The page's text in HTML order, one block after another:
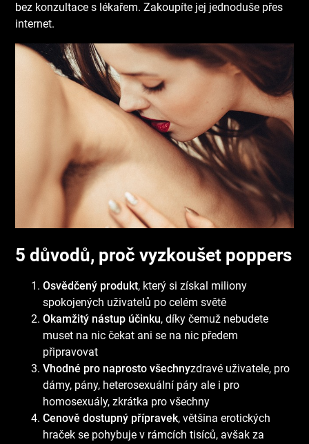
bez konzultace s lékařem. Zakoupíte jej jednoduše přes
internet.
5 důvodů, proč vyzkoušet poppers
Osvědčený produkt, který si získal miliony
spokojených uživatelů po celém světě
Okamžitý nástup účinku, díky čemuž nebudete
muset na nic čekat ani se na nic předem
připravovat
Vhodné pro naprosto všechnyzdravé uživatele, pro
dámy, pány, heterosexuální páry ale i pro
homosexuály, zkrátka pro všechny
Cenově dostupný přípravek, většina erotických
hraček se pohybuje v rámcích tisíců, avšak za